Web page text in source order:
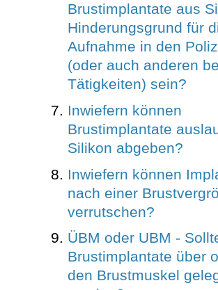
Brustimplantate aus
Hinderungsgrund für
Aufnahme in den
(oder auch anderen
Tätigkeiten) sein?
Inwiefern können
Brustimplantate
Silikon abgeben?
Inwiefern können
nach einer
verrutschen?
ÜBM oder UBM -
Brustimplantate über
den Brustmuskel